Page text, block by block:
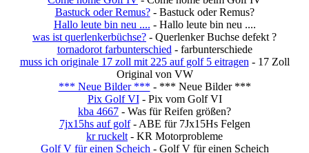
Bastuck oder Remus?- Bastuck oder Remus?
Hallo leute bin neu .... - Hallo leute bin neu ....
was ist querlenkerbüchse? - Querlenker Buchse defekt ?
tornadorot farbunterschied - farbunterschiede
muss ich originale 17 zoll mit 225 auf golf 5 eitragen - 17 Zoll
Original von VW
*** Neue Bilder *** - *** Neue Bilder ***
Pix Golf VI- Pix vom Golf VI
kba 4667 - Was für Reifen größen?
7jx15hs auf golf- ABE für 7Jx15Hs Felgen
kr ruckelt - KR Motorprobleme
Golf V für einen Scheich - Golf V für einen Scheich